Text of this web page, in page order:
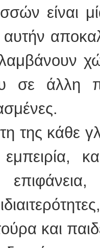
είναι
σε άλλη
της κάθε
εμπειρία,
και